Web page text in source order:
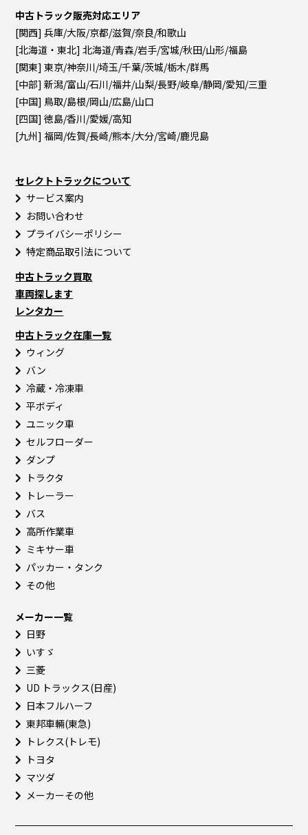
中古トラック販売対応エリア
[関西] 兵庫/大阪/京都/滋賀/奈良/和歌山
[北海道・東北] 北海道/青森/岩手/宮城/秋田/山形/福島
[関東] 東京/神奈川/埼玉/千葉/茨城/栃木/群馬
[中部] 新潟/富山/石川/福井/山梨/長野/岐阜/静岡/愛知/三重
[中国] 鳥取/島根/岡山/広島/山口
[四国] 徳島/香川/愛媛/高知
[九州] 福岡/佐賀/長崎/熊本/大分/宮崎/鹿児島
セレクトトラックについて
サービス案内
お問い合わせ
プライバシーポリシー
特定商品取引法について
中古トラック買取
車両探します
レンタカー
中古トラック在庫一覧
ウィング
バン
冷蔵・冷凍車
平ボディ
ユニック車
セルフローダー
ダンプ
トラクタ
トレーラー
バス
高所作業車
ミキサー車
パッカー・タンク
その他
メーカー一覧
日野
いすゞ
三菱
UD トラックス(日産)
日本フルハーフ
東邦車輛(東急)
トレクス(トレモ)
トヨタ
マツダ
メーカーその他